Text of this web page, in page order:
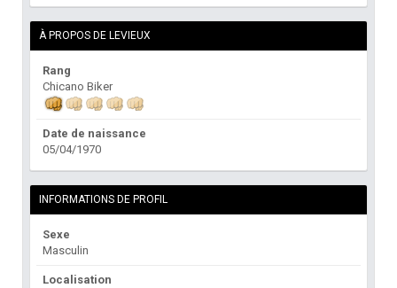
À PROPOS DE LEVIEUX
Rang
Chicano Biker
Date de naissance
05/04/1970
INFORMATIONS DE PROFIL
Sexe
Masculin
Localisation